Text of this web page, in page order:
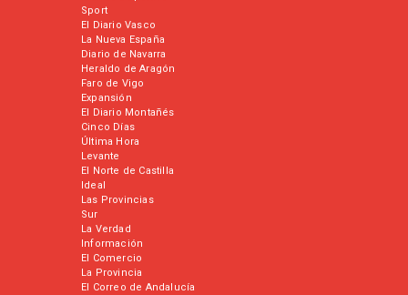
Sport
El Diario Vasco
La Nueva España
Diario de Navarra
Heraldo de Aragón
Faro de Vigo
Expansión
El Diario Montañés
Cinco Días
Última Hora
Levante
El Norte de Castilla
Ideal
Las Provincias
Sur
La Verdad
Información
El Comercio
La Provincia
El Correo de Andalucía